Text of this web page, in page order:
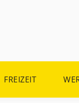
FREIZEIT